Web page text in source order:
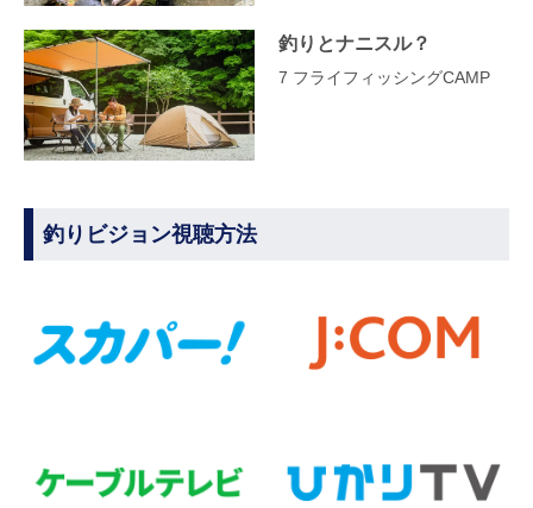
釣りとナニスル？
7 フライフィッシングCAMP
釣りビジョン視聴方法